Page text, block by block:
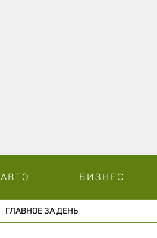
АВТО БИЗНЕС
ГЛАВНОЕ ЗА ДЕНЬ